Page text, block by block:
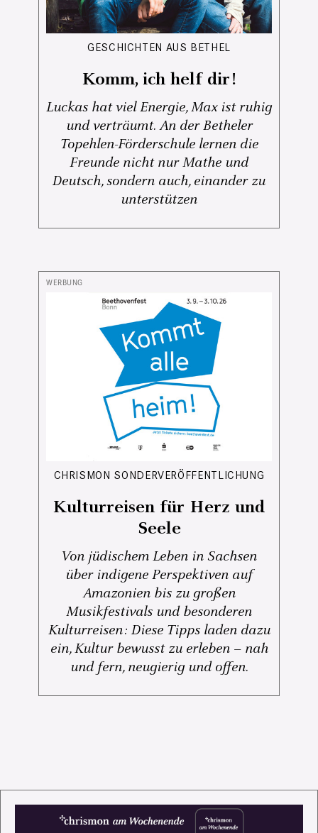
GESCHICHTEN AUS BETHEL
Komm, ich helf dir!
Luckas hat viel Energie, Max ist ruhig
und verträumt. An der Betheler
Topehlen-Förderschule lernen die
Freunde nicht nur Mathe und
Deutsch, sondern auch, einander zu
unterstützen
CHRISMON SONDERVERÖFFENTLICHUNG
Kulturreisen für Herz und
Seele
Von jüdischem Leben in Sachsen
über indigene Perspektiven auf
Amazonien bis zu großen
Musikfestivals und besonderen
Kulturreisen: Diese Tipps laden dazu
ein, Kultur bewusst zu erleben – nah
und fern, neugierig und offen.